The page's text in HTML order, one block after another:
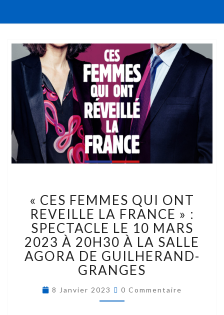
« CES FEMMES QUI ONT
REVEILLE LA FRANCE » :
SPECTACLE LE 10 MARS
2023 À 20H30 À LA SALLE
AGORA DE GUILHERAND-
GRANGES
8 Janvier 2023 0 Commentaire